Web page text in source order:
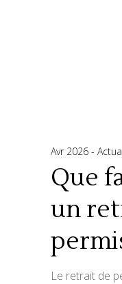
Avr 2026
Que
un
Le retrait de